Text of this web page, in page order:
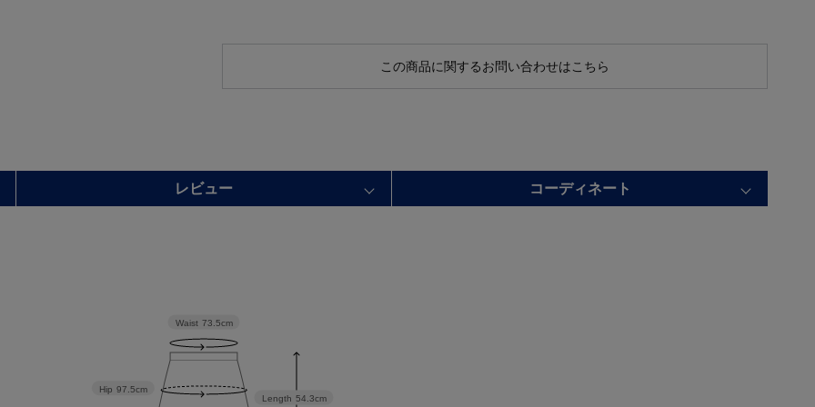
この商品に関するお問い合わせはこちら
レビュー コーディネート
Length 54.3cm
Hip 97.5cm
Waist 73.5cm